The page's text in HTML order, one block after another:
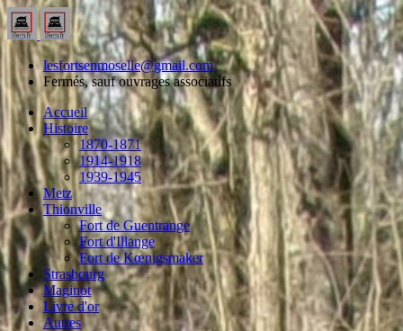
lesfortsenmoselle@gmail.com
Fermés, sauf ouvrages associatifs
Accueil
Histoire
1870-1871
1914-1918
1939-1945
Metz
Thionville
Fort de Guentrange
Fort d'Illange
Fort de Kœnigsmaker
Strasbourg
Maginot
Livre d'or
Autres